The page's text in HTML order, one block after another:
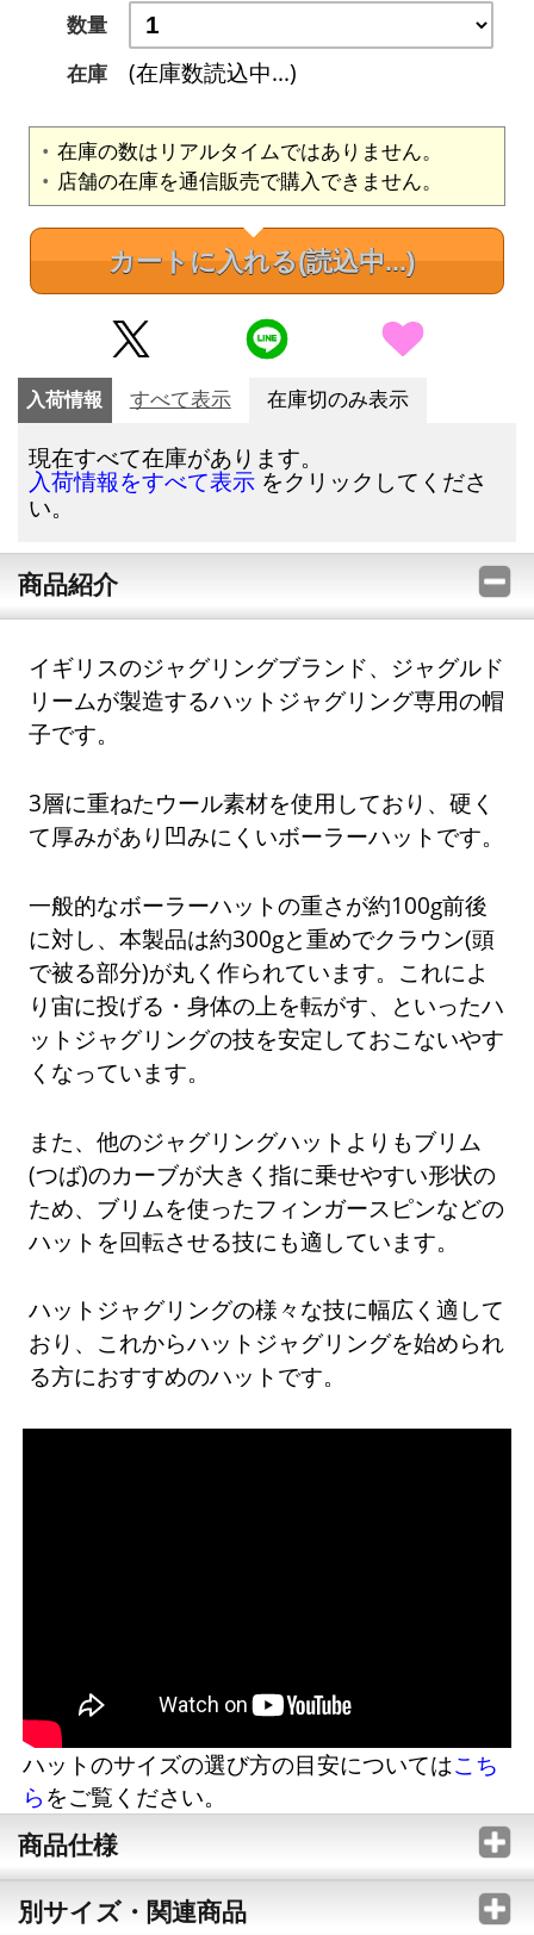
数量
在庫
(在庫数読込中...)
在庫の数はリアルタイムではありません。
店舗の在庫を通信販売で購入できません。
カートに入れる(読込中...)
入荷情報 すべて表示 在庫切のみ表示
現在すべて在庫があります。
入荷情報をすべて表示 をクリックしてくださ
い。
商品紹介
イギリスのジャグリングブランド、ジャグルド
リームが製造するハットジャグリング専用の帽
子です。
3層に重ねたウール素材を使用しており、硬く
て厚みがあり凹みにくいボーラーハットです。
一般的なボーラーハットの重さが約100g前後
に対し、本製品は約300gと重めでクラウン(頭
で被る部分)が丸く作られています。これによ
り宙に投げる・身体の上を転がす、といったハ
ットジャグリングの技を安定しておこないやす
くなっています。
また、他のジャグリングハットよりもブリム
(つば)のカーブが大きく指に乗せやすい形状の
ため、ブリムを使ったフィンガースピンなどの
ハットを回転させる技にも適しています。
ハットジャグリングの様々な技に幅広く適して
おり、これからハットジャグリングを始められ
る方におすすめのハットです。
ハットのサイズの選び方の目安についてはこち
ら をご覧ください。
商品仕様
別サイズ・関連商品